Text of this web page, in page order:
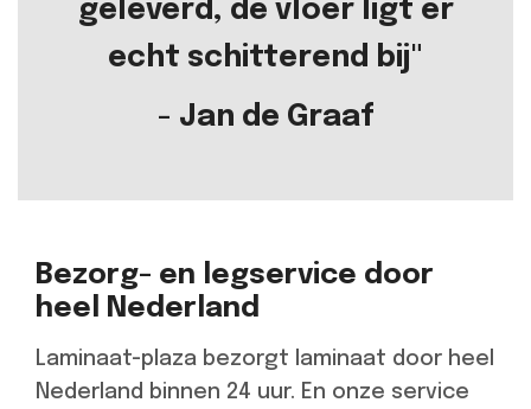
geleverd, de vloer ligt er
echt schitterend bij"
- Jan de Graaf
Bezorg- en legservice door
heel Nederland
Laminaat-plaza bezorgt laminaat door heel
Nederland binnen 24 uur. En onze service